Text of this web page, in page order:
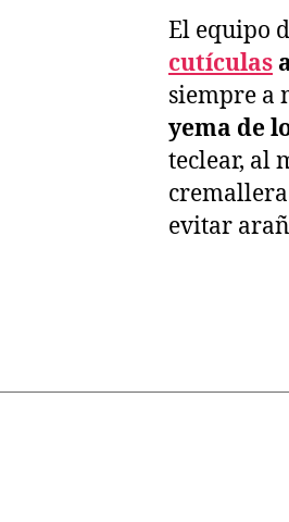
El equipo
cutículas
siempre a
yema de
teclear, al
evitar